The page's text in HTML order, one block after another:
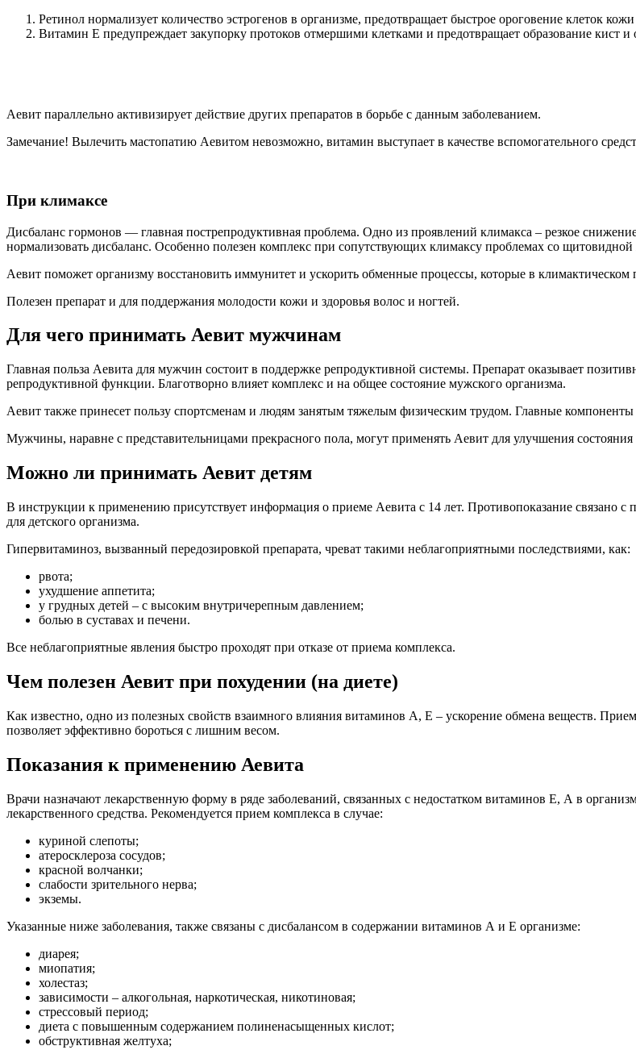
Ретинол нормализует количество эстрогенов в организме, предотвращает быстрое ороговение клеток
Витамин Е предупреждает закупорку протоков отмершими клетками и предотвращает образование кист и
Аевит параллельно активизирует действие других препаратов в борьбе с данным заболеванием.
Замечание! Вылечить мастопатию Аевитом невозможно, витамин выступает в качестве вспомогательного
При климаксе
Дисбаланс гормонов — главная пострепродуктивная проблема. Одно из проявлений климакса – резкое
нормализовать дисбаланс. Особенно полезен комплекс при сопутствующих климаксу проблемах со щитовидной
Аевит поможет организму восстановить иммунитет и ускорить обменные процессы, которые в климактическом
Полезен препарат и для поддержания молодости кожи и здоровья волос и ногтей.
Для чего принимать Аевит мужчинам
Главная польза Аевита для мужчин состоит в поддержке репродуктивной системы. Препарат оказывает
репродуктивной функции. Благотворно влияет комплекс и на общее состояние мужского организма.
Аевит также принесет пользу спортсменам и людям занятым тяжелым физическим трудом. Главные
Мужчины, наравне с представительницами прекрасного пола, могут применять Аевит для улучшения
Можно ли принимать Аевит детям
В инструкции к применению присутствует информация о приеме Аевита с 14 лет. Противопоказание
для детского организма.
Гипервитаминоз, вызванный передозировкой препарата, чреват такими неблагоприятными последствиями, как:
рвота;
ухудшение аппетита;
у грудных детей – с высоким внутричерепным давлением;
болью в суставах и печени.
Все неблагоприятные явления быстро проходят при отказе от приема комплекса.
Чем полезен Аевит при похудении (на диете)
Как известно, одно из полезных свойств взаимного влияния витаминов А, Е – ускорение обмена веществ.
позволяет эффективно бороться с лишним весом.
Показания к применению Аевита
Врачи назначают лекарственную форму в ряде заболеваний, связанных с недостатком витаминов Е, А в
лекарственного средства. Рекомендуется прием комплекса в случае:
куриной слепоты;
атеросклероза сосудов;
красной волчанки;
слабости зрительного нерва;
экземы.
Указанные ниже заболевания, также связаны с дисбалансом в содержании витаминов А и Е организме:
диарея;
миопатия;
холестаз;
зависимости – алкогольная, наркотическая, никотиновая;
стрессовый период;
диета с повышенным содержанием полиненасыщенных кислот;
обструктивная желтуха;